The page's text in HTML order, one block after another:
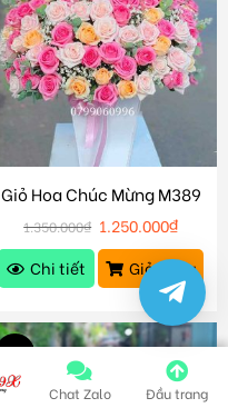
Giỏ Hoa Chúc Mừng M389
1.350.000₫ 1.250.000₫
Chi tiết
Giỏ hàng
-8%
Chat Zalo Đầu trang